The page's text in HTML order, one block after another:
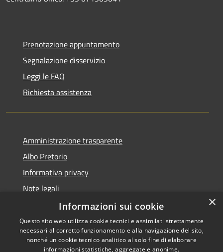
Prenotazione appuntamento
Segnalazione disservizio
Leggi le FAQ
Richiesta assistenza
Amministrazione trasparente
Albo Pretorio
Informativa privacy
Note legali
Dichiarazione di accessibilità
×
Informazioni sui cookie
Questo sito web utilizza cookie tecnici e assimilati strettamente
necessari al corretto funzionamento e alla navigazione del sito,
nonché un cookie tecnico analitico al solo fine di elaborare
informazioni statistiche, aggregate e anonime.